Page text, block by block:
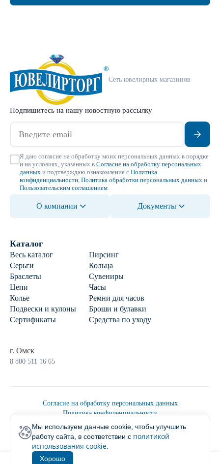
Сеть ювелирных магазинов
Подпишитесь на нашу новостную рассылку
Я даю согласие на обработку моих персональных данных в порядке
и на условиях, указанных в Согласие на обработку персональных
данных и подтверждаю ознакомление с Политика
конфиденциальности, Политика обработки персональных данных и
Пользовательским соглашением
О компании Документы
Каталог
Весь каталог
Пирсинг
Серьги
Кольца
Браслеты
Сувениры
Цепи
Часы
Колье
Ремни для часов
Подвески и кулоны
Броши и булавки
Сертификаты
Средства по уходу
г. Омск
8 800 511 16 65
Согласие на обработку персональных данных
Политика конфиденциальности
Политика обработки персональных данных
Пользовательским соглашением
2026 © Ювелирторг
Мы используем данные cookie, чтобы улучшить
работу сайта, в соответствии с политикой
использования cookie
Хорошо